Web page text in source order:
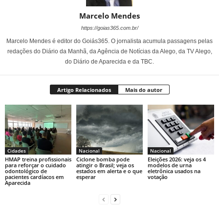
Marcelo Mendes
https://goias365.com.br/
Marcelo Mendes é editor do Goiás365. O jornalista acumula passagens pelas
redações do Diário da Manhã, da Agência de Notícias da Alego, da TV Alego,
do Diário de Aparecida e da TBC.
Artigo Relacionados Mais do autor
Cidades
HMAP treina profissionais
para reforçar o cuidado
odontológico de
pacientes cardíacos em
Aparecida
Nacional
Ciclone bomba pode
atingir o Brasil; veja os
estados em alerta e o que
esperar
Nacional
Eleições 2026: veja os 4
modelos de urna
eletrônica usados na
votação